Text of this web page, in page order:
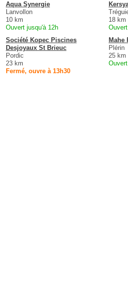
Aqua Synergie
Lanvollon
10 km
Ouvert jusqu'à 12h
18 km
Société Kopec Piscines
Desjoyaux St Brieuc
Pordic
23 km
Fermé, ouvre à 13h30
Mahe
Plérin
25 km